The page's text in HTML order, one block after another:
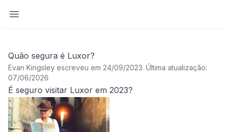
Abrir barra lateral
Quão segura é Luxor?
Evan Kingsley escreveu em 24/09/2023. Última atualização:
07/06/2026
É seguro visitar Luxor em 2023?